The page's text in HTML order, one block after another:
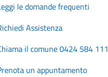
le domande frequenti
Assistenza
il comune 0424 584 111
un appuntamento